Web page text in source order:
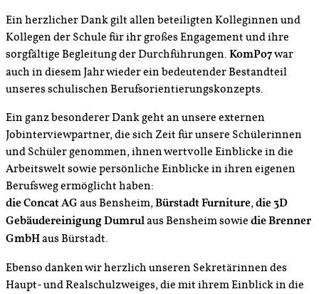
Ein herzlicher Dank gilt allen beteiligten Kolleginnen und
Kollegen der Schule für ihr großes Engagement und ihre
sorgfältige Begleitung der Durchführungen. KomPo7war
auch in diesem Jahr wieder ein bedeutender Bestandteil
unseres schulischen Berufsorientierungskonzepts.
Ein ganz besonderer Dank geht an unsere externen
Jobinterviewpartner, die sich Zeit für unsere Schülerinnen
und Schüler genommen, ihnen wertvolle Einblicke in die
Arbeitswelt sowie persönliche Einblicke in ihren eigenen
Berufsweg ermöglicht haben:
die Concat AG aus Bensheim,Bürstadt Furniture,die 3D
Gebäudereinigung Dumrulaus Bensheim sowie die Brenner
GmbHaus Bürstadt.
Ebenso danken wir herzlich unseren Sekretärinnen des
Haupt- und Realschulzweiges, die mit ihrem Einblick in die